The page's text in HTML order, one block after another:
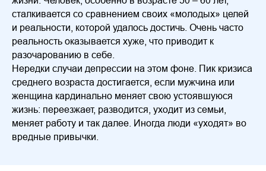
сталкивается со сравнением своих «молодых» целей
и реальности, которой удалось достичь. Очень часто
реальность оказывается хуже, что приводит к
разочарованию в себе.
Нередки случаи депрессии на этом фоне. Пик кризиса
среднего возраста достигается, если мужчина или
женщина кардинально меняет свою устоявшуюся
жизнь: переезжает, разводится, уходит из семьи,
меняет работу и так далее. Иногда люди «уходят» во
вредные привычки.